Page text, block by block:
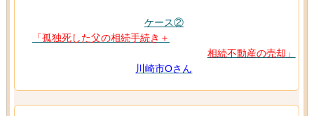
ケース②
「孤独死した父の相続手続き＋
相続不動産の売却」
川崎市Oさん